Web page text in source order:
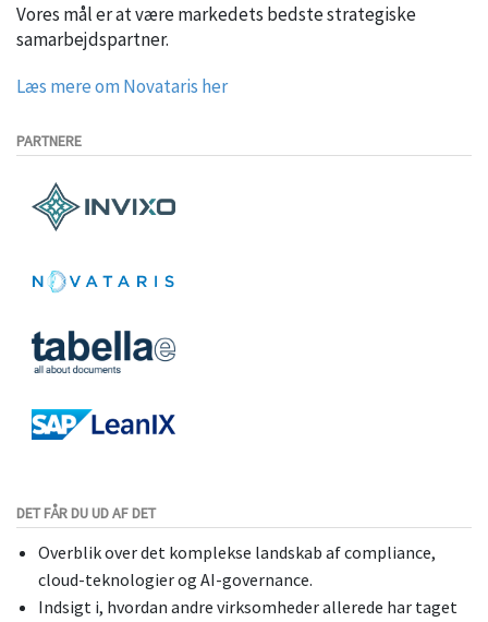
Vores mål er at være markedets bedste strategiske
samarbejdspartner.
Læs mere om Novataris her
PARTNERE
DET FÅR DU UD AF DET
Overblik over det komplekse landskab af compliance,
cloud-teknologier og AI-governance.
Indsigt i, hvordan andre virksomheder allerede har taget